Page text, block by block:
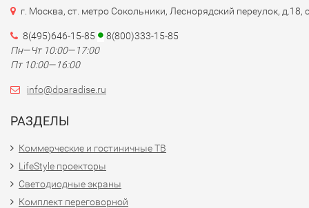
г. Москва, ст. метро Сокольники, Леснорядский переулок, д.18,
8(495)646-15-85
8(800)333-15-85
Пн—Чт 10:00—17:00
Пт 10:00—16:00
info@dparadise.ru
РАЗДЕЛЫ
Коммерческие и гостиничные ТВ
LifeStyle проекторы
Светодиодные экраны
Комплект переговорной